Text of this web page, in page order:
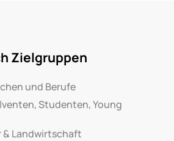
Zielgruppen
und Berufe
Studenten, Young
& Landwirtschaft